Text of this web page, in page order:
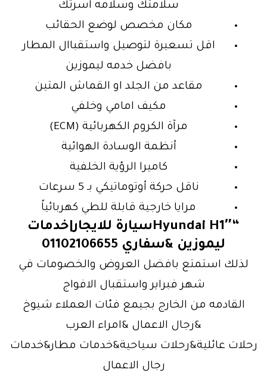
سلامتك وسلامه اسرتك
مكان مخصص لوضع الحقائب
اقل تسعيرة لتوصيل واستقباال المطار
بافضل خدمه ليموزين
مقاعد من الجلد او القماش المتين
مكيف امامي وخلفي
مرآة الكروم الكهربائية (ECM)
أنظمة الوسادة الهوائية
كاميرا الرؤية الخلفية
ناقل حركة أوتوماتيكي بـ 5 سرعات
مرايا خارجية قابلة للطي كهربائياً
“Hyundai H1″سيارة للايجار|خدمات
ليموزين &سفاري 01102106655
لذلك استمتع بافضل العروض والخصومات في
شهر فبراير واستقبال الافواج
القادمه من الخارج بجيمع فئات العملاء شيوخ
&رجال الاعمال &امراء العرب
رحلات عائلية&رحلات سياحية&خدمات مطار&خدمات
رجال الاعمال